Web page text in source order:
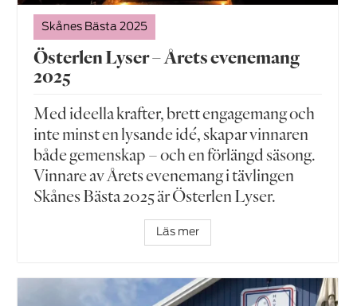
Skånes Bästa 2025
Österlen Lyser – Årets evenemang
2025
Med ideella krafter, brett engagemang och
inte minst en lysande idé, skapar vinnaren
både gemenskap – och en förlängd säsong.
Vinnare av Årets evenemang i tävlingen
Skånes Bästa 2025 är Österlen Lyser.
Läs mer